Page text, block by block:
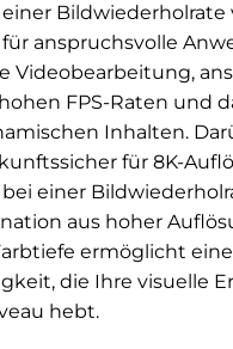
Bildwiederholrate
für anspruchsvolle
Videobearbeitung,
FPS-Raten und
Inhalten.
für 8K-
einer
aus hoher
ermöglicht eine
die Ihre visuelle
hebt.